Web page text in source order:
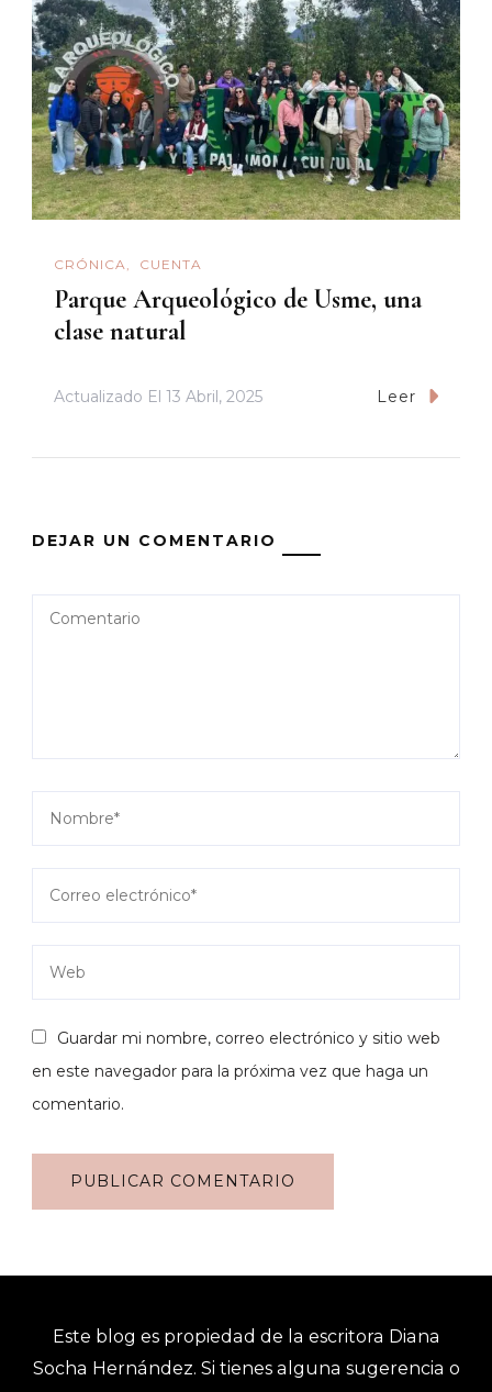
CRÓNICA CUENTA
Parque Arqueológico de Usme, una
clase natural
Actualizado El 13 Abril, 2025 Leer
DEJAR UN COMENTARIO
Guardar mi nombre, correo electrónico y sitio web
en este navegador para la próxima vez que haga un
comentario.
Este blog es propiedad de la escritora Diana
Socha Hernández. Si tienes alguna sugerencia o